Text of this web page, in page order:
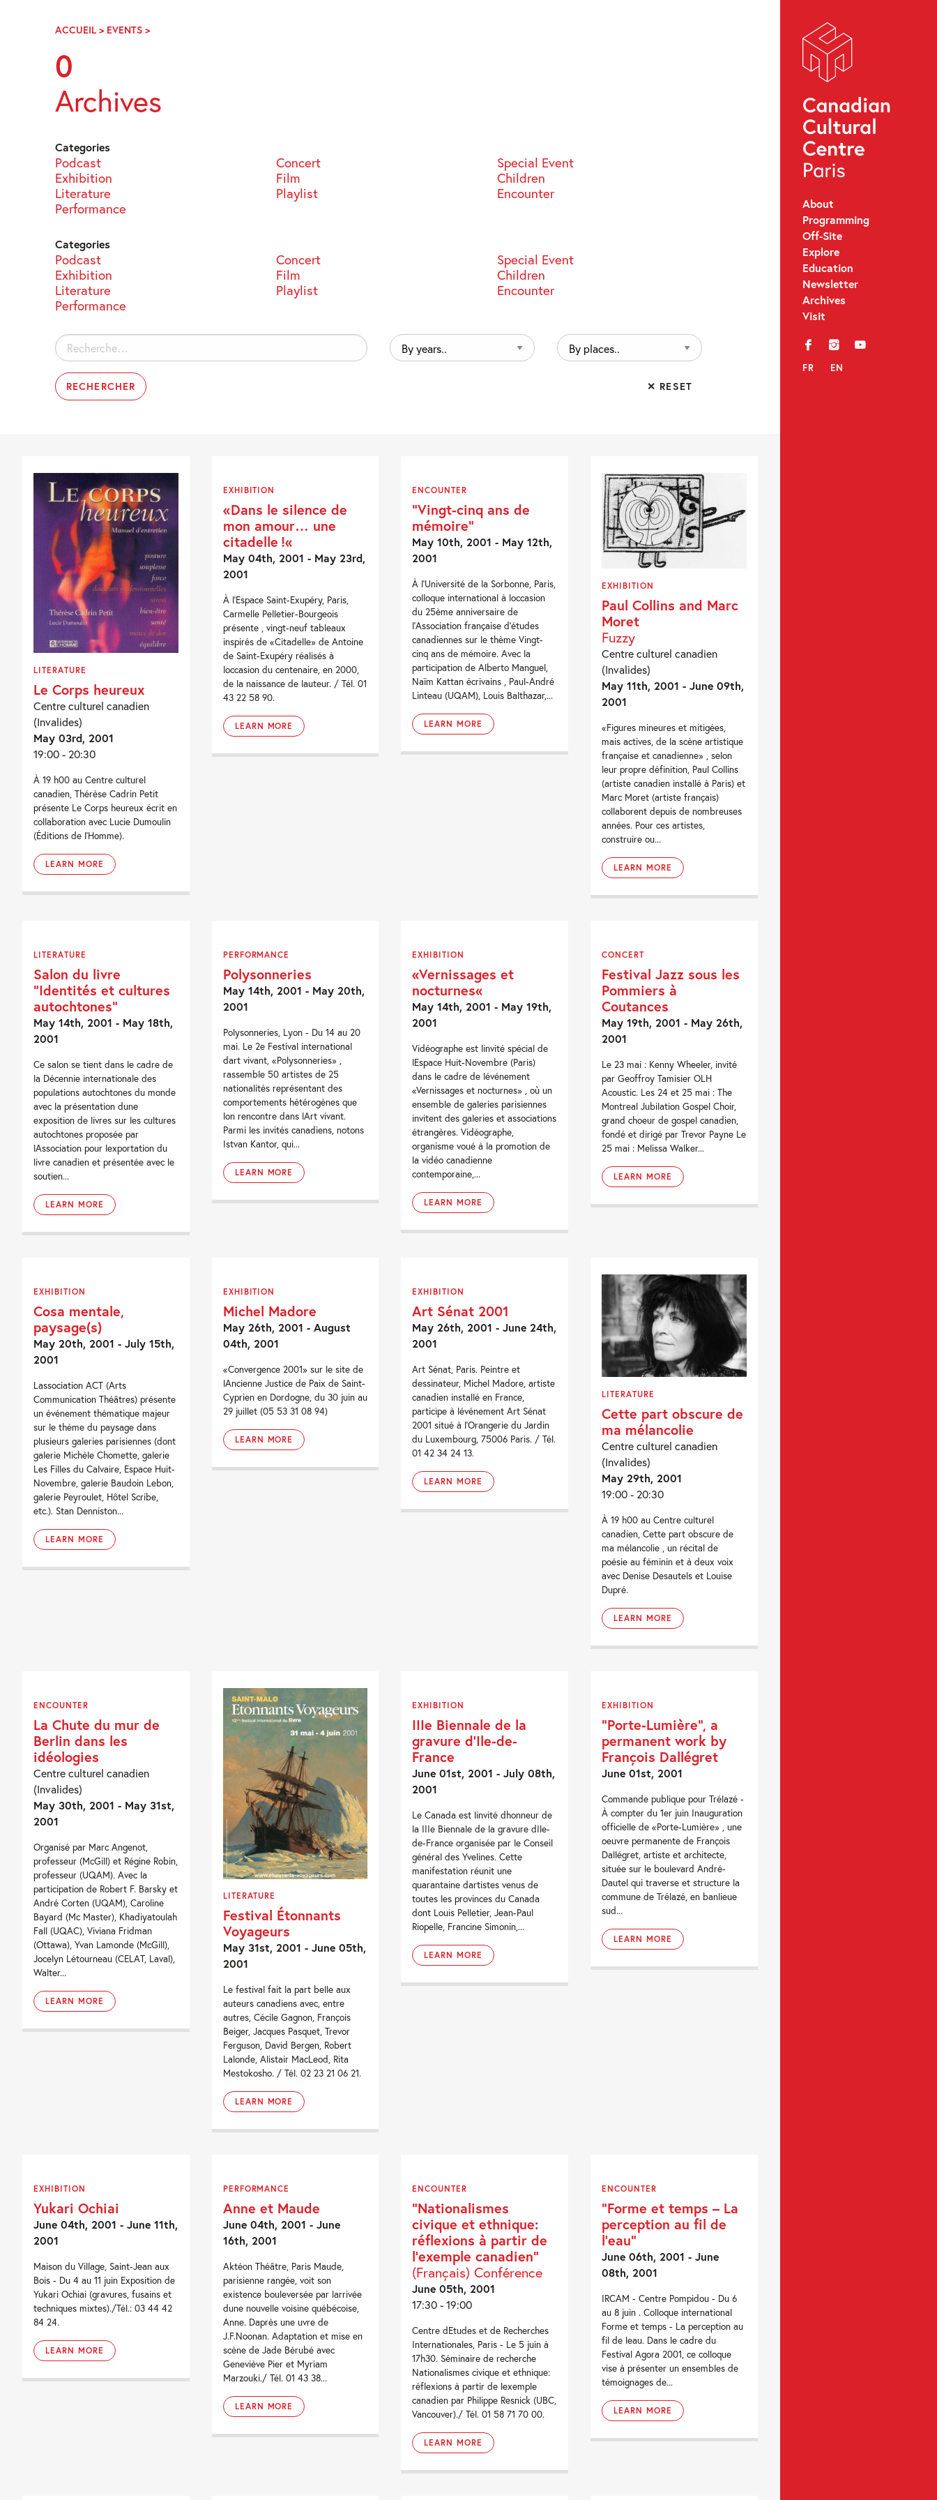
Navigation
About
Programming
Off-Site
Explore
Education
Newsletter
Archives
Visit
f i y
FR EN
ACCUEIL > EVENTS >PAGE
0
Archives
Categories
Podcast Concert
Special Event
Exhibition
Film
Children
Literature
Playlist
Encounter
Performance
Categories
Podcast Concert
Special Event
Exhibition
Film
Children
Literature
Playlist
Encounter
Performance
Rechercher :
By
years..
By
places..
✕ RESET
LITERATURE
Le Corps heureux
Centre culturel canadien
(Invalides)
May 03rd, 2001
19:00 - 20:30
À 19 h00 au Centre culturel
canadien, Thérèse Cadrin Petit
présente Le Corps heureux écrit en
collaboration avec Lucie Dumoulin
(Éditions de l'Homme).
LEARN MORE
EXHIBITION
«Dans le silence de
mon amour… une
citadelle !«
May 04th, 2001 - May 23rd,
2001
À l'Espace Saint-Exupéry, Paris,
Carmelle Pelletier-Bourgeois
présente , vingt-neuf tableaux
inspirés de «Citadelle» de Antoine
de Saint-Exupéry réalisés à
loccasion du centenaire, en 2000,
de la naissance de lauteur. / Tél. 01
43 22 58 90.
LEARN MORE
ENCOUNTER
“Vingt-cinq ans de
mémoire”
May 10th, 2001 - May 12th,
2001
À l'Université de la Sorbonne, Paris,
colloque international à loccasion
du 25ème anniversaire de
l'Association française d'études
canadiennes sur le thème Vingt-
cinq ans de mémoire. Avec la
participation de Alberto Manguel,
Naïm Kattan écrivains , Paul-André
Linteau (UQAM), Louis Balthazar,...
LEARN MORE
EXHIBITION
Paul Collins and Marc
Moret
Fuzzy
Centre culturel canadien
(Invalides)
May 11th, 2001 - June 09th,
2001
«Figures mineures et mitigées,
mais actives, de la scène artistique
française et canadienne» , selon
leur propre définition, Paul Collins
(artiste canadien installé à Paris) et
Marc Moret (artiste français)
collaborent depuis de nombreuses
années. Pour ces artistes,
construire ou...
LEARN MORE
LITERATURE
Salon du livre
“Identités et cultures
autochtones”
May 14th, 2001 - May 18th,
2001
Ce salon se tient dans le cadre de
la Décennie internationale des
populations autochtones du monde
avec la présentation dune
exposition de livres sur les cultures
autochtones proposée par
lAssociation pour lexportation du
livre canadien et présentée avec le
soutien...
LEARN MORE
PERFORMANCE
Polysonneries
May 14th, 2001 - May 20th,
2001
Polysonneries, Lyon - Du 14 au 20
mai. Le 2e Festival international
dart vivant, «Polysonneries» ,
rassemble 50 artistes de 25
nationalités représentant des
comportements hétérogènes que
lon rencontre dans lArt vivant.
Parmi les invités canadiens, notons
Istvan Kantor, qui...
LEARN MORE
EXHIBITION
«Vernissages et
nocturnes«
May 14th, 2001 - May 19th,
2001
Vidéographe est linvité spécial de
lEspace Huit-Novembre (Paris)
dans le cadre de lévénement
«Vernissages et nocturnes» , où un
ensemble de galeries parisiennes
invitent des galeries et associations
étrangères. Vidéographe,
organisme voué à la promotion de
la vidéo canadienne
contemporaine,...
LEARN MORE
CONCERT
Festival Jazz sous les
Pommiers à
Coutances
May 19th, 2001 - May 26th,
2001
Le 23 mai : Kenny Wheeler, invité
par Geoffroy Tamisier OLH
Acoustic. Les 24 et 25 mai : The
Montreal Jubilation Gospel Choir,
grand choeur de gospel canadien,
fondé et dirigé par Trevor Payne Le
25 mai : Melissa Walker...
LEARN MORE
EXHIBITION
Cosa mentale,
paysage(s)
May 20th, 2001 - July 15th,
2001
Lassociation ACT (Arts
Communication Théâtres) présente
un événement thématique majeur
sur le thème du paysage dans
plusieurs galeries parisiennes (dont
galerie Michèle Chomette, galerie
Les Filles du Calvaire, Espace Huit-
Novembre, galerie Baudoin Lebon,
galerie Peyroulet, Hôtel Scribe,
etc.). Stan Denniston...
LEARN MORE
EXHIBITION
Michel Madore
May 26th, 2001 - August
04th, 2001
«Convergence 2001» sur le site de
lAncienne Justice de Paix de Saint-
Cyprien en Dordogne, du 30 juin au
29 juillet (05 53 31 08 94)
LEARN MORE
EXHIBITION
Art Sénat 2001
May 26th, 2001 - June 24th,
2001
Art Sénat, Paris. Peintre et
dessinateur, Michel Madore, artiste
canadien installé en France,
participe à lévénement Art Sénat
2001 situé à l'Orangerie du Jardin
du Luxembourg, 75006 Paris. / Tél.
01 42 34 24 13.
LEARN MORE
LITERATURE
Cette part obscure de
ma mélancolie
Centre culturel canadien
(Invalides)
May 29th, 2001
19:00 - 20:30
À 19 h00 au Centre culturel
canadien, Cette part obscure de
ma mélancolie , un récital de
poésie au féminin et à deux voix
avec Denise Desautels et Louise
Dupré.
LEARN MORE
ENCOUNTER
La Chute du mur de
Berlin dans les
idéologies
Centre culturel canadien
(Invalides)
May 30th, 2001 - May 31st,
2001
Organisé par Marc Angenot,
professeur (McGill) et Régine Robin,
professeur (UQAM). Avec la
participation de Robert F. Barsky et
André Corten (UQAM), Caroline
Bayard (Mc Master), Khadiyatoulah
Fall (UQAC), Viviana Fridman
(Ottawa), Yvan Lamonde (McGill),
Jocelyn Létourneau (CELAT, Laval),
Walter...
LEARN MORE
LITERATURE
Festival Étonnants
Voyageurs
May 31st, 2001 - June 05th,
2001
Le festival fait la part belle aux
auteurs canadiens avec, entre
autres, Cécile Gagnon, François
Beiger, Jacques Pasquet, Trevor
Ferguson, David Bergen, Robert
Lalonde, Alistair MacLeod, Rita
Mestokosho. / Tél. 02 23 21 06 21.
LEARN MORE
EXHIBITION
IIIe Biennale de la
gravure d’Ile-de-
France
June 01st, 2001 - July 08th,
2001
Le Canada est linvité dhonneur de
la IIIe Biennale de la gravure dIle-
de-France organisée par le Conseil
général des Yvelines. Cette
manifestation réunit une
quarantaine dartistes venus de
toutes les provinces du Canada
dont Louis Pelletier, Jean-Paul
Riopelle, Francine Simonin,...
LEARN MORE
EXHIBITION
“Porte-Lumière”, a
permanent work by
François Dallégret
June 01st, 2001
Commande publique pour Trélazé -
À compter du 1er juin Inauguration
officielle de «Porte-Lumière» , une
oeuvre permanente de François
Dallégret, artiste et architecte,
située sur le boulevard André-
Dautel qui traverse et structure la
commune de Trélazé, en banlieue
sud...
LEARN MORE
EXHIBITION
Yukari Ochiai
June 04th, 2001 - June 11th,
2001
Maison du Village, Saint-Jean aux
Bois - Du 4 au 11 juin Exposition de
Yukari Ochiai (gravures, fusains et
techniques mixtes)./Tél.: 03 44 42
84 24.
LEARN MORE
PERFORMANCE
Anne et Maude
June 04th, 2001 - June
16th, 2001
Aktéon Théâtre, Paris Maude,
parisienne rangée, voit son
existence bouleversée par larrivée
dune nouvelle voisine québécoise,
Anne. Daprès une uvre de
J.F.Noonan. Adaptation et mise en
scène de Jade Bérubé avec
Geneviève Pier et Myriam
Marzouki./ Tél. 01 43 38...
LEARN MORE
ENCOUNTER
“Nationalismes
civique et ethnique:
réflexions à partir de
l’exemple canadien”
(Français) Conférence
June 05th, 2001
17:30 - 19:00
Centre dEtudes et de Recherches
Internationales, Paris - Le 5 juin à
17h30. Séminaire de recherche
Nationalismes civique et ethnique:
réflexions à partir de lexemple
canadien par Philippe Resnick (UBC,
Vancouver)./ Tél. 01 58 71 70 00.
LEARN MORE
ENCOUNTER
“Forme et temps – La
perception au fil de
l’eau”
June 06th, 2001 - June
08th, 2001
IRCAM - Centre Pompidou - Du 6
au 8 juin . Colloque international
Forme et temps - La perception au
fil de leau. Dans le cadre du
Festival Agora 2001, ce colloque
vise à présenter un ensembles de
témoignages de...
LEARN MORE